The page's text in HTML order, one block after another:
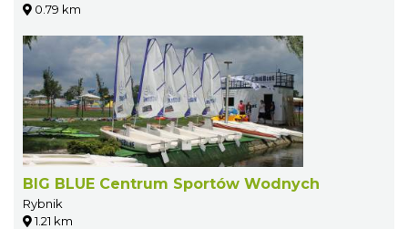
0.79 km
BIG BLUE Centrum Sportów Wodnych
Rybnik
1.21 km